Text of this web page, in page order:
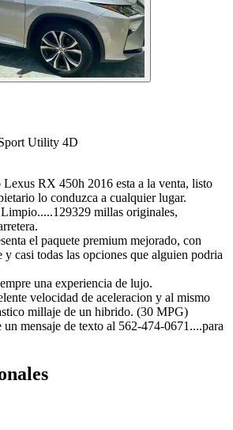
Utility 4D
RX 450h 2016 esta a la venta, listo
lo conduzca a cualquier lugar.
millas originales,
el paquete premium mejorado, con
y casi todas las opciones que alguien podria
una experiencia de lujo.
velocidad de aceleracion y al mismo
millaje de un hibrido. (30 MPG)
mensaje de texto al 562-474-0671....para